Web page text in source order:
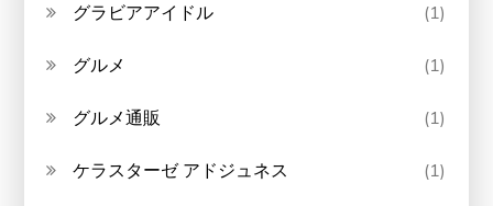
グラビアアイドル (1)
グルメ (1)
グルメ通販 (1)
ケラスターゼ アドジュネス (1)